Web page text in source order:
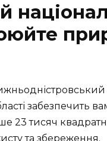
забезпечить
23 тисяч
та збереження.